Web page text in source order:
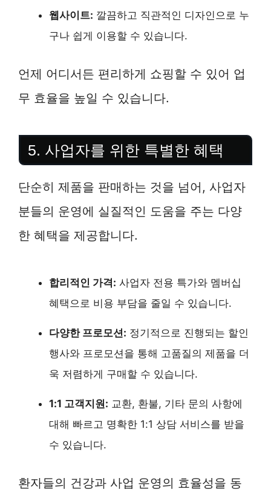
웹사이트: 깔끔하고 직관적인 디자인으로 누
구나 쉽게 이용할 수 있습니다.
언제 어디서든 편리하게 쇼핑할 수 있어 업
무 효율을 높일 수 있습니다.
5. 사업자를 위한 특별한 혜택
단순히 제품을 판매하는 것을 넘어, 사업자
분들의 운영에 실질적인 도움을 주는 다양
한 혜택을 제공합니다.
합리적인 가격: 사업자 전용 특가와 멤버십
혜택으로 비용 부담을 줄일 수 있습니다.
다양한 프로모션: 정기적으로 진행되는 할인
행사와 프로모션을 통해 고품질의 제품을 더
욱 저렴하게 구매할 수 있습니다.
1:1 고객지원: 교환, 환불, 기타 문의 사항에
대해 빠르고 명확한 1:1 상담 서비스를 받을
수 있습니다.
환자들의 건강과 사업 운영의 효율성을 동